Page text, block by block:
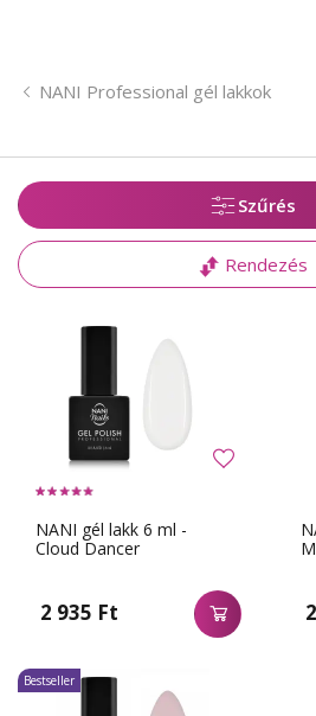
NANI Professional gél lakkok
Szűrés
Rendezés
NANI gél lakk 6 ml -
Cloud Dancer
2 935 Ft
Bestseller